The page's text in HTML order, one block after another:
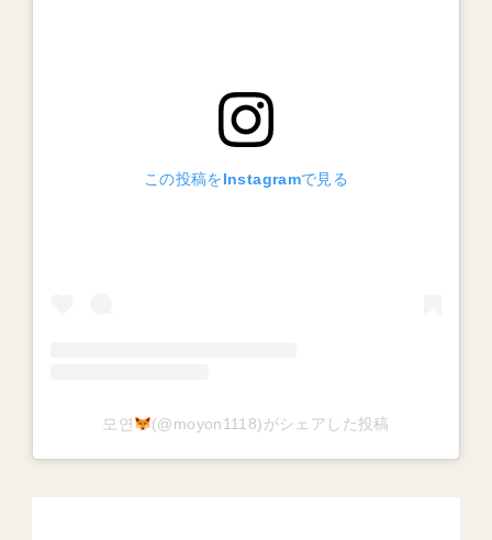
この投稿をInstagramで見る
모연 (@moyon1118)がシェアした投稿